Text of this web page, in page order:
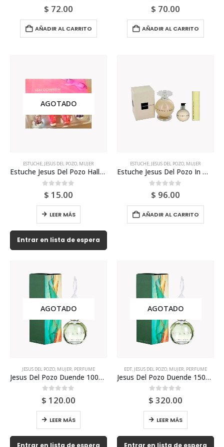
0out of 5
$ 72.00
AÑADIR AL CARRITO
0out of 5
$ 70.00
AÑADIR AL CARRITO
AGOTADO
ESTUCHE, JESUS DEL POZO, MUJER
Estuche Jesus Del Pozo Halloween Miniaturas 17ml P
0out of 5
$ 15.00
LEER MÁS
Entrar en lista de espera
ESTUCHE, JESUS DEL POZO, MUJER
Estuche Jesus Del Pozo In White 100ml Para Mujer
0out of 5
$ 96.00
AÑADIR AL CARRITO
AGOTADO
JESUS DEL POZO, MUJER, PERFUME
Jesus Del Pozo Duende 100ml Para Mujer
0 out of 5
$ 120.00
LEER MÁS
Entrar en lista de espera
AGOTADO
EDT, JESUS DEL POZO, MUJER, PERFUME
Jesus Del Pozo Duende 150ml Edt Para Mujer
0 out of 5
$ 320.00
LEER MÁS
Entrar en lista de espera